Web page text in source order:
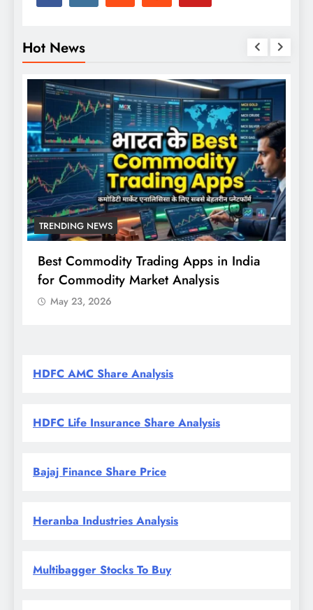
Hot News
TRENDING NEWS
Best Commodity Trading Apps in India
for Commodity Market Analysis
May 23, 2026
HDFC AMC Share Analysis
HDFC Life Insurance Share Analysis
Bajaj Finance Share Price
Heranba Industries Analysis
Multibagger Stocks To Buy